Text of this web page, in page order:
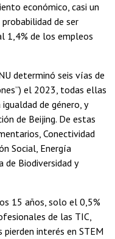
económico, casi un
de ser
1,4% de los empleos
determinó seis vías de
el 2023, todas ellas
de género, y
de Beijing. De estas
Conectividad
Social, Energía
de Biodiversidad y
15 años, solo el 0,5%
de las TIC,
interés en STEM